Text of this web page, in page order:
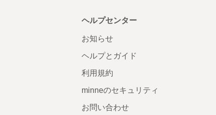
ヘルプセンター
お知らせ
ヘルプとガイド
利用規約
minneのセキュリティ
お問い合わせ